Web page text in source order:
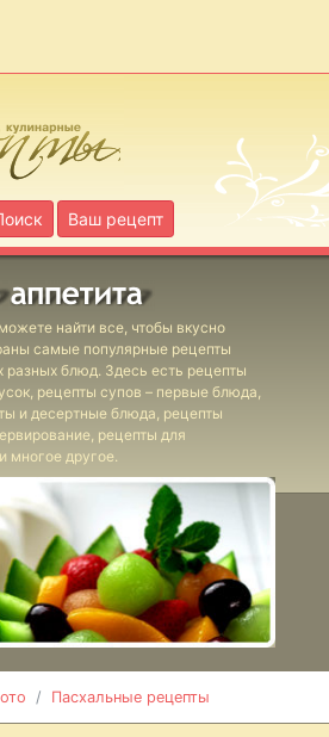
Ваш рецепт
найти все, чтобы вкусно
самые популярные рецепты
разных блюд. Здесь есть рецепты
рецепты супов – первые блюда,
и десертные блюда, рецепты
рецепты для
многое другое.
Пасхальные рецепты